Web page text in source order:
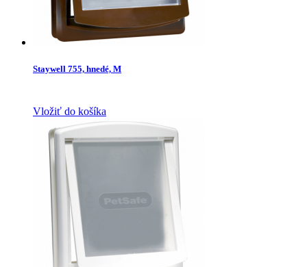
Staywell 755, hnedé, M
Vložiť do košíka